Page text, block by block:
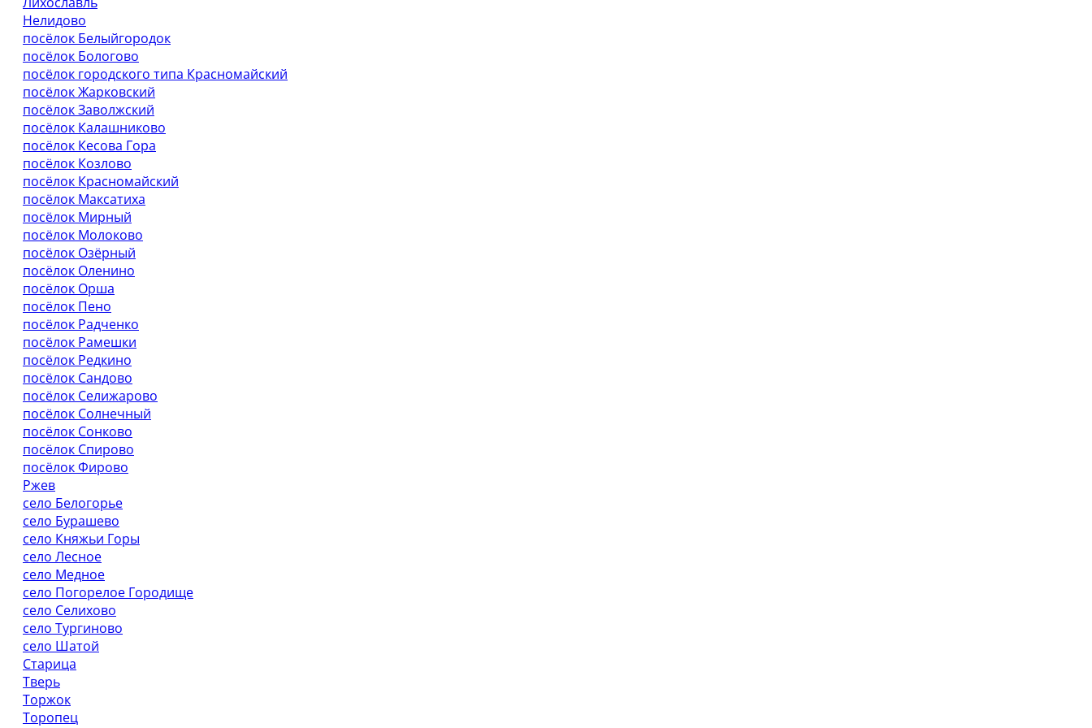
Нелидово
посёлок Белыйгородок
посёлок Бологово
посёлок городского типа Красномайский
посёлок Жарковский
посёлок Заволжский
посёлок Калашниково
посёлок Кесова Гора
посёлок Козлово
посёлок Красномайский
посёлок Максатиха
посёлок Мирный
посёлок Молоково
посёлок Озёрный
посёлок Оленино
посёлок Орша
посёлок Пено
посёлок Радченко
посёлок Рамешки
посёлок Редкино
посёлок Сандово
посёлок Селижарово
посёлок Солнечный
посёлок Сонково
посёлок Спирово
посёлок Фирово
Ржев
село Белогорье
село Бурашево
село Княжьи Горы
село Лесное
село Медное
село Погорелое Городище
село Селихово
село Тургиново
село Шатой
Старица
Тверь
Торжок
Торопец